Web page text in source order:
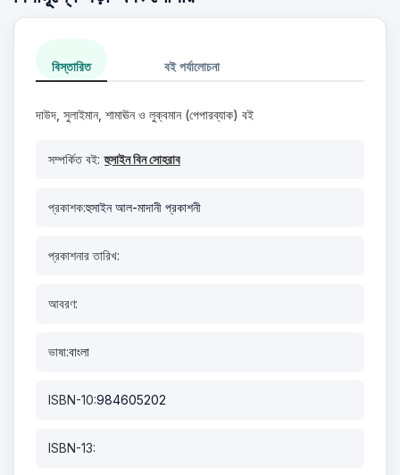
বিস্তারিত বই পর্যালোচনা
দাউদ, সুলাইমান, শামাঊন ও লুক্বমান (পেপারব্যাক) বই
সম্পর্কিত বই: হুসাইন বিন সোহরাব
প্রকাশক:হুসাইন আল-মাদানী প্রকাশনী
প্রকাশনার তারিখ:
আবরণ:
ভাষা:বাংলা
ISBN-10:984605202
ISBN-13: